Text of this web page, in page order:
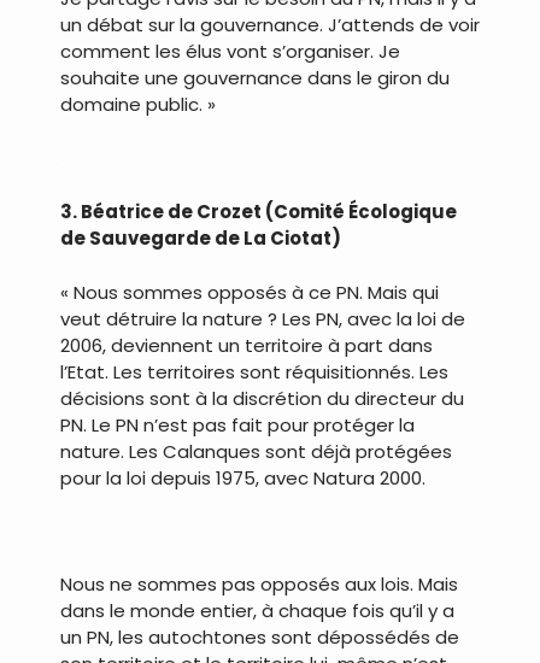
un débat sur la gouvernance. J’attends de voir
comment les élus vont s’organiser. Je
souhaite une gouvernance dans le giron du
domaine public. »
3. Béatrice de Crozet (Comité Écologique
de Sauvegarde de La Ciotat)
« Nous sommes opposés à ce PN. Mais qui
veut détruire la nature ? Les PN, avec la loi de
2006, deviennent un territoire à part dans
l’Etat. Les territoires sont réquisitionnés. Les
décisions sont à la discrétion du directeur du
PN. Le PN n’est pas fait pour protéger la
nature. Les Calanques sont déjà protégées
pour la loi depuis 1975, avec Natura 2000.
Nous ne sommes pas opposés aux lois. Mais
dans le monde entier, à chaque fois qu’il y a
un PN, les autochtones sont dépossédés de